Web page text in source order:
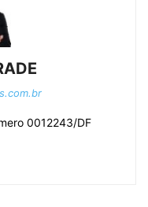
0012243/DF